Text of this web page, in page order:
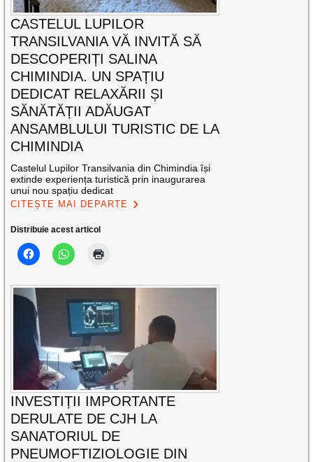
CASTELUL LUPILOR
TRANSILVANIA VĂ INVITĂ SĂ
DESCOPERIȚI SALINA
CHIMINDIA. UN SPAȚIU
DEDICAT RELAXĂRII ȘI
SĂNĂTĂȚII ADĂUGAT
ANSAMBLULUI TURISTIC DE LA
CHIMINDIA
Castelul Lupilor Transilvania din Chimindia își
extinde experiența turistică prin inaugurarea
unui nou spațiu dedicat
CITEȘTE MAI DEPARTE
Distribuie acest articol
INVESTIȚII IMPORTANTE
DERULATE DE CJH LA
SANATORIUL DE
PNEUMOFTIZIOLOGIE DIN